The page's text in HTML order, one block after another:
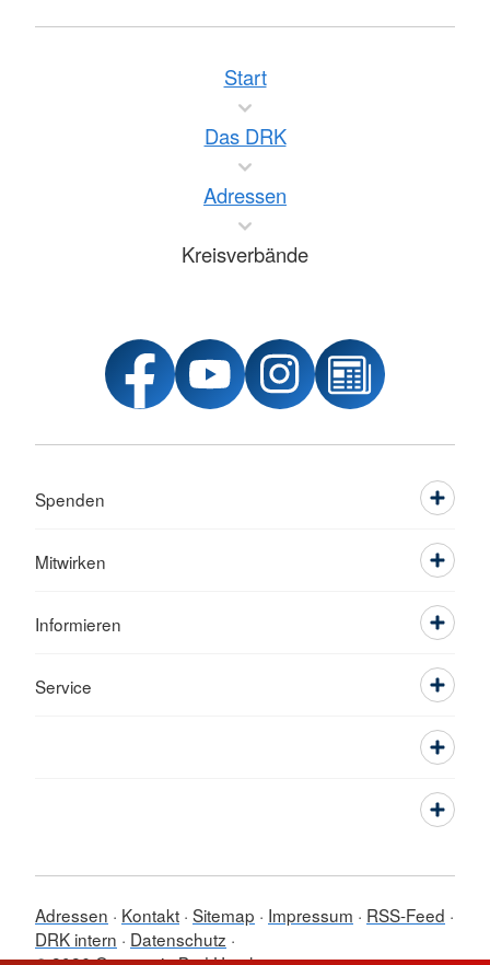
Start
Das DRK
Adressen
Kreisverbände
Spenden
Mitwirken
Informieren
Service
Adressen Kontakt Sitemap Impressum
RSS-Feed
DRK intern
Datenschutz